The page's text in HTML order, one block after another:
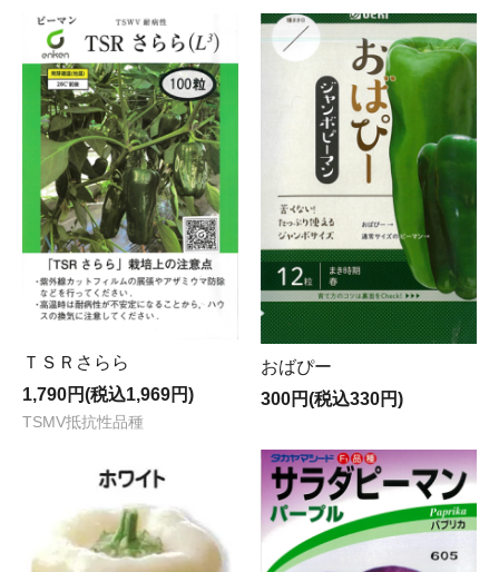
ＴＳＲさらら
1,790円(税込1,969円)
TSMV抵抗性品種
おばぴー
300円(税込330円)